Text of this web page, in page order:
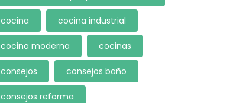
cocina cocina industrial
cocina moderna cocinas
consejos consejos baño
consejos reforma